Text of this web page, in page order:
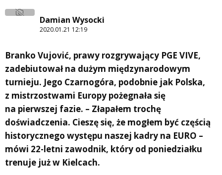
Damian Wysocki
2020.01.21 12:19
Branko Vujović, prawy rozgrywający PGE VIVE,
zadebiutował na dużym międzynarodowym
turnieju. Jego Czarnogóra, podobnie jak Polska,
z mistrzostwami Europy pożegnała się
na pierwszej fazie. – Złapałem trochę
doświadczenia. Cieszę się, że mogłem być częścią
historycznego występu naszej kadry na EURO –
mówi 22-letni zawodnik, który od poniedziałku
trenuje już w Kielcach.